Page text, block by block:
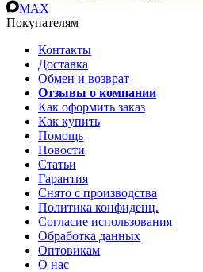
MAX
Покупателям
Контакты
Доставка
Обмен и возврат
Отзывы о компании
Как оформить заказ
Как купить
Помощь
Новости
Статьи
Гарантия
Снято с производства
Политика конфиденц.
Согласие использования
Обработка данных
Оптовикам
О нас